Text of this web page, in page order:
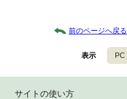
前のページへ戻る
表示 PC
サイトの使い方